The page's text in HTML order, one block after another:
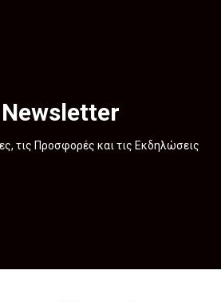
τις Προσφορές και τις Εκδηλώσεις